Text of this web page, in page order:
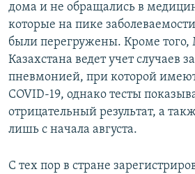
дома и не обращались в
которые на пике
были перегружены. Кроме того,
Казахстана ведет учет случаев
пневмонией, при которой
COVID-19, однако тесты
отрицательный результат, а
лишь с начала августа.
С тех пор в стране